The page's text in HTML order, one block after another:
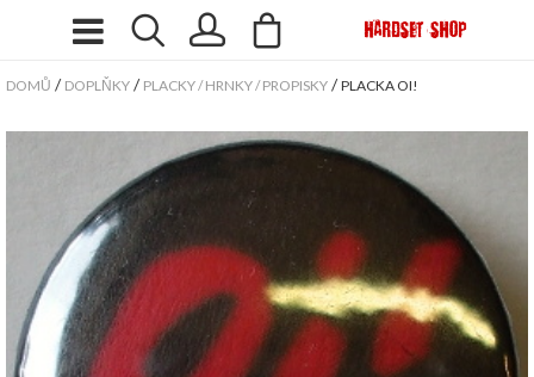
DOMŮ / DOPLŇKY / PLACKY / HRNKY / PROPISKY /PLACKA OI!